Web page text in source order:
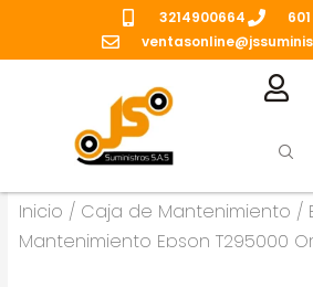
3214900664
Inicio / Caja de Mantenimiento /
Mantenimiento Epson T295000